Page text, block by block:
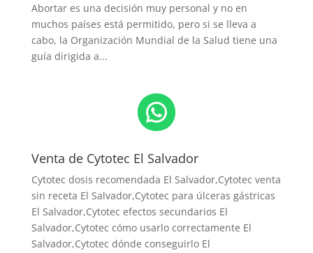
Abortar es una decisión muy personal y no en
muchos países está permitido, pero si se lleva a
cabo, la Organización Mundial de la Salud tiene una
guía dirigida a...
WhatsApp
Venta de Cytotec El Salvador
Cytotec dosis recomendada El Salvador,Cytotec venta
sin receta El Salvador,Cytotec para úlceras gástricas
El Salvador,Cytotec efectos secundarios El
Salvador,Cytotec cómo usarlo correctamente El
Salvador,Cytotec dónde conseguirlo El